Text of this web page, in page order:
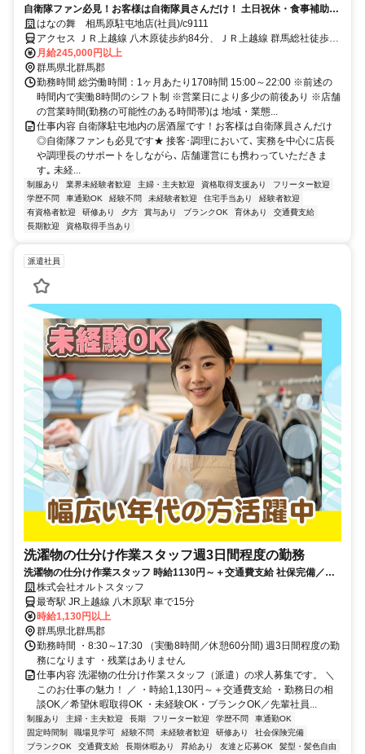
自衛隊ファン必見！お客様は自衛隊員さんだけ！ 土日祝休・食事補助
付・従業員割引有！未経験も大歓迎！
はなの舞 相馬原駐屯地店(社員)/c9111
アクセス ＪＲ上越線 八木原徒歩約84分、ＪＲ上越線 群馬総社徒歩約
88分、ＪＲ吾妻線 渋川徒歩約110分 八木原駅より徒歩84分★車通勤
可/駐車場有
月給245,000円以上
群馬県北群馬郡
勤務時間 総労働時間：1ヶ月あたり170時間 15:00～22:00 ※前述の
時間内で実働8時間のシフト制 ※営業日により多少の前後あり ※店舗
の営業時間(勤務の可能性のある時間帯)は 地域・業態...
仕事内容 自衛隊駐屯地内の居酒屋です！お客様は自衛隊員さんだけ
◎自衛隊ファンも必見です★ 接客･調理において､ 実務を中心に店長
や調理長のサポートをしながら､ 店舗運営にも携わっていただきま
す｡ 未経...
制服あり 業界未経験者歓迎 主婦・主夫歓迎 資格取得支援あり
フリーター歓迎
学歴不問
車通勤OK 経験不問 未経験者歓迎 住宅手当あり
経験者歓迎
有資格者歓迎
研修あり 夕方 賞与あり ブランクOK 育休あり
交通費支給
長期歓迎
資格取得手当あり
派遣社員
洗濯物の仕分け作業スタッフ週3日間程度の勤務
洗濯物の仕分け作業スタッフ 時給1130円～＋交通費支給 社保完備／未
経験OK／勤務時間相談OK
株式会社オルトスタッフ
最寄駅 JR上越線 八木原駅 車で15分
時給1,130円以上
群馬県北群馬郡
勤務時間 ・8:30～17:30 （実働8時間／休憩60分間) 週3日間程度の勤
務になります ・残業はありません
仕事内容 洗濯物の仕分け作業スタッフ（派遣）の求人募集です。 ＼
このお仕事の魅力！ ／ ・時給1,130円～＋交通費支給 ・勤務日の相
談OK／希望休暇取得OK ・未経験OK・ブランクOK／先輩社員...
制服あり 主婦・主夫歓迎 長期 フリーター歓迎 学歴不問
車通勤OK
固定時間制
職場見学可 経験不問 未経験者歓迎 研修あり
社会保険完備
ブランクOK
交通費支給 長期休暇あり 昇給あり 友達と応募OK 髪型・髪色自由